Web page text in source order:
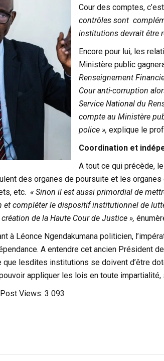
Cour des comptes,
contrôles sont
institutions devrait être
Encore pour lui, les
Ministère public
Renseignement
Cour anti-corruption
Service National du
compte au Ministère
police », explique le
Coordination et
A tout ce qui précède,
des organes de poursuite et les
etc. « Sinon il est aussi primordial de
compléter le dispositif institutionnel de
de la Haute Cour de Justice »,
à Léonce Ngendakumana politicien,
A entendre cet ancien Président
que lesdites institutions se doivent d’être
appliquer les lois en toute impartialité,
Post Views: 3 093